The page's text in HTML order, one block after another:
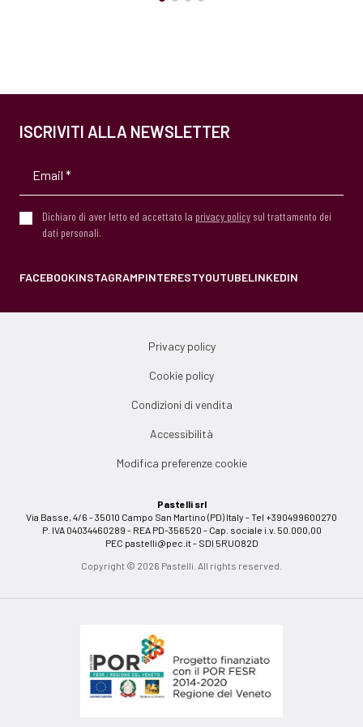
ISCRIVITI ALLA NEWSLETTER
Dichiaro di aver letto ed accettato la privacy policy sul trattamento dei
dati personali.
FACEBOOKINSTAGRAMPINTERESTYOUTUBELINKEDIN
Privacy policy
Cookie policy
Condizioni di vendita
Accessibilità
Modifica preferenze cookie
Pastelli srl
Via Basse, 4/6 - 35010 Campo San Martino (PD) Italy - Tel +390499600270
P. IVA 04034460289 - REA PD-356520 - Cap. sociale i.v. 50.000,00
PEC pastelli@pec.it- SDI 5RUO82D
Copyright © 2026 Pastelli. All rights reserved.